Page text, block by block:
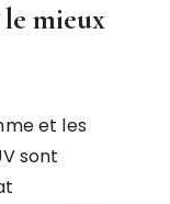
mieux
et les
sont